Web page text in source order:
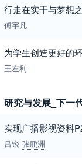
行走在实干与梦想
傅宇凡
为学生创造更好的
王左利
研究与发展_下一
实现广播影视资料
吕锐 张鹏洲